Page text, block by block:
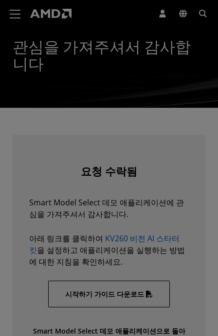
관심을 가져주셔서 감사합
니다
요청 수락됨
Smart Model Select 데모 애플리케이션에 관
심을 가져주셔서 감사합니다.
아래 링크를 클릭하여 KV260 비전 AI 스타터
킷을 설정하고 애플리케이션을 실행하는 방법
에 대한 지침을 확인하세요.
시작하기 가이드 다운로드
Smart Model Select 데모 애플리케이션으로 돌아